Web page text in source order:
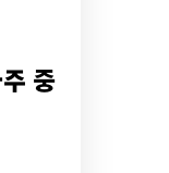
중